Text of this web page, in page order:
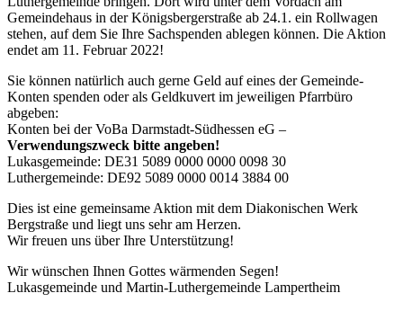
Gemeindehaus in der Königsbergerstraße ab 24.1. ein Rollwagen
stehen, auf dem Sie Ihre Sachspenden ablegen können. Die Aktion
endet am 11. Februar 2022!
Sie können natürlich auch gerne Geld auf eines der Gemeinde-
Konten spenden oder als Geldkuvert im jeweiligen Pfarrbüro
abgeben:
Konten bei der VoBa Darmstadt-Südhessen eG –
Verwendungszweck bitte angeben!
Lukasgemeinde: DE31 5089 0000 0000 0098 30
Luthergemeinde: DE92 5089 0000 0014 3884 00
Dies ist eine gemeinsame Aktion mit dem Diakonischen Werk
Bergstraße und liegt uns sehr am Herzen.
Wir freuen uns über Ihre Unterstützung!
Wir wünschen Ihnen Gottes wärmenden Segen!
Lukasgemeinde und Martin-Luthergemeinde Lampertheim